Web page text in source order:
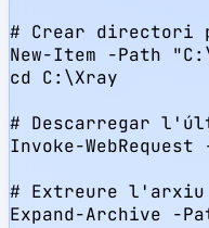
# Crear directori
New-Item -Path
cd C:\Xray
# Descarregar
Invoke-
# Extreure l'arxiu
Expand-Archive -